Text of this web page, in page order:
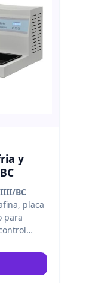
y
BC
placa
para
permite